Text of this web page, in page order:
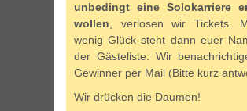
unbedingt eine Solokarriere
wollen, verlosen wir Tickets.
wenig Glück steht dann euer
der Gästeliste. Wir
Gewinner per Mail (Bitte kurz
Wir drücken die Daumen!